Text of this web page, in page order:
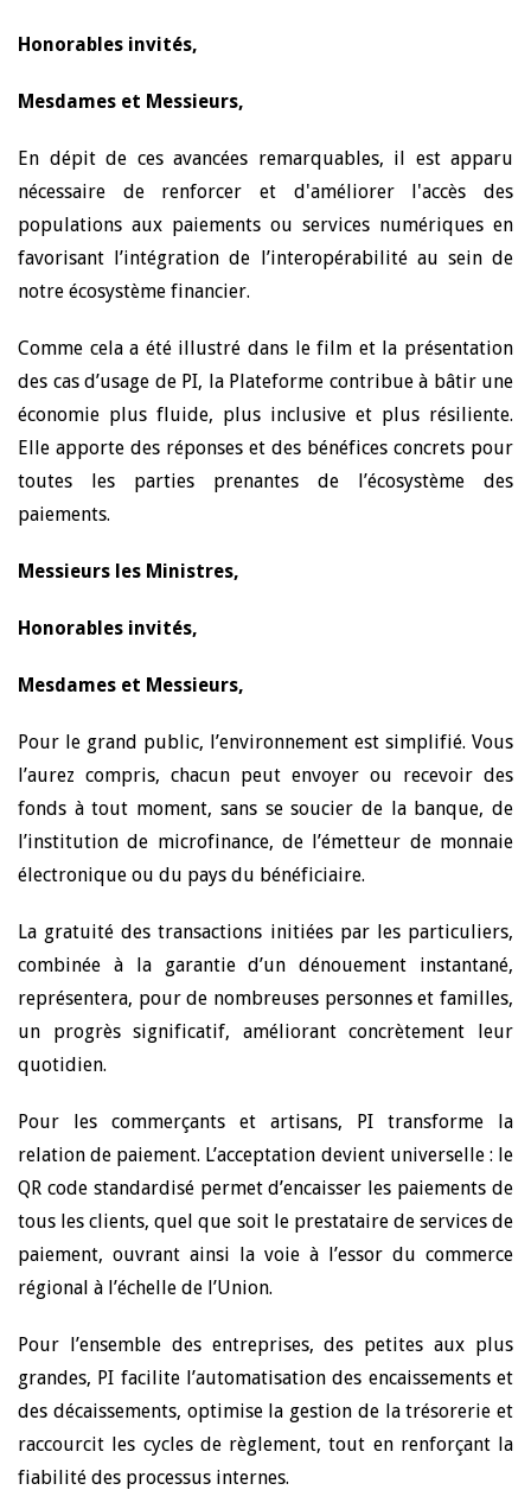
Honorables invités,
Mesdames et Messieurs,
En dépit de ces avancées remarquables, il est apparu
nécessaire de renforcer et d'améliorer l'accès des
populations aux paiements ou services numériques en
favorisant l’intégration de l’interopérabilité au sein de
notre écosystème financier.
Comme cela a été illustré dans le film et la présentation
des cas d’usage de PI, la Plateforme contribue à bâtir une
économie plus fluide, plus inclusive et plus résiliente.
Elle apporte des réponses et des bénéfices concrets pour
toutes les parties prenantes de l’écosystème des
paiements.
Messieurs les Ministres,
Honorables invités,
Mesdames et Messieurs,
Pour le grand public, l’environnement est simplifié. Vous
l’aurez compris, chacun peut envoyer ou recevoir des
fonds à tout moment, sans se soucier de la banque, de
l’institution de microfinance, de l’émetteur de monnaie
électronique ou du pays du bénéficiaire.
La gratuité des transactions initiées par les particuliers,
combinée à la garantie d’un dénouement instantané,
représentera, pour de nombreuses personnes et familles,
un progrès significatif, améliorant concrètement leur
quotidien.
Pour les commerçants et artisans, PI transforme la
relation de paiement. L’acceptation devient universelle : le
QR code standardisé permet d’encaisser les paiements de
tous les clients, quel que soit le prestataire de services de
paiement, ouvrant ainsi la voie à l’essor du commerce
régional à l’échelle de l’Union.
Pour l’ensemble des entreprises, des petites aux plus
grandes, PI facilite l’automatisation des encaissements et
des décaissements, optimise la gestion de la trésorerie et
raccourcit les cycles de règlement, tout en renforçant la
fiabilité des processus internes.